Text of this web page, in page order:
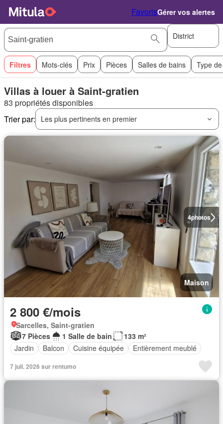
FavorisGérer vos alertes
District
Filtres Mots-clés Prix Pièces Salles de bains Type
Villas à louer à Saint-gratien
83 propriétés disponibles
Trier par:
Les plus pertinents en premier
4photos
Maison
2 800 €/mois
Sarcelles, Saint-gratien
7 Pièces
1 Salle de bain
133 m²
Jardin
Balcon Cuisine équipée Entièrement meublé
7 juil. 2026 sur rentumo